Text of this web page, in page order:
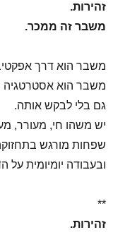
זהירות.
משבר זה ממכר.
משבר הוא דרך
משבר הוא אסטרטגיה
גם בלי לבקש אותה.
יש משהו חי, מעורר,
שפחות מורגש
ובעבודה יומיומית
**
זהירות.